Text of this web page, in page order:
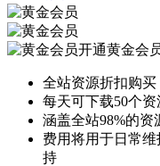
开通黄金会
全站资源折扣购买
每天可下载50个资
涵盖全站98%的资
费用将用于日常
持